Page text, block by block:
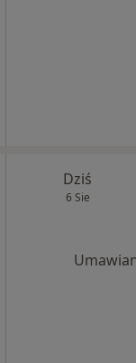
Dziś
6 Sie